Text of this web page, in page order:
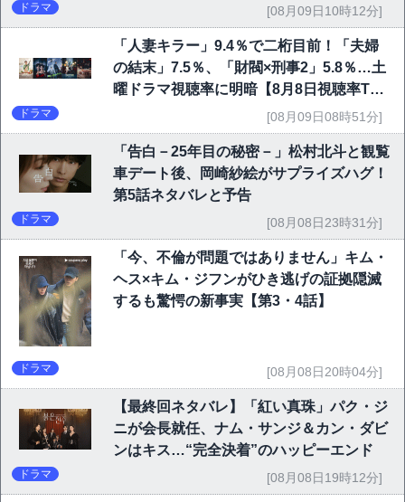
ドラマ [08月09日10時12分]
「人妻キラー」9.4％で二桁目前！「夫婦
の結末」7.5％、「財閥×刑事2」5.8％…土
曜ドラマ視聴率に明暗【8月8日視聴率TO
ドラマ [08月09日08時51分]
「告白－25年目の秘密－」松村北斗と観覧
車デート後、岡崎紗絵がサプライズハグ！
第5話ネタバレと予告
ドラマ [08月08日23時31分]
「今、不倫が問題ではありません」キム・
ヘス×キム・ジフンがひき逃げの証拠隠滅
するも驚愕の新事実【第3・4話】
ドラマ [08月08日20時04分]
【最終回ネタバレ】「紅い真珠」パク・ジ
ニが会長就任、ナム・サンジ＆カン・ダビ
ンはキス…“完全決着”のハッピーエンド
ドラマ [08月08日19時12分]